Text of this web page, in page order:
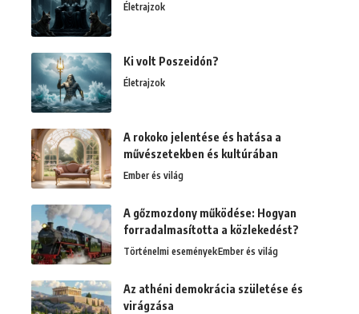
Életrajzok
Ki volt Poszeidón?
Életrajzok
A rokoko jelentése és hatása a
művészetekben és kultúrában
Ember és világ
A gőzmozdony működése: Hogyan
forradalmasította a közlekedést?
Történelmi eseményekEmber és világ
Az athéni demokrácia születése és
virágzása